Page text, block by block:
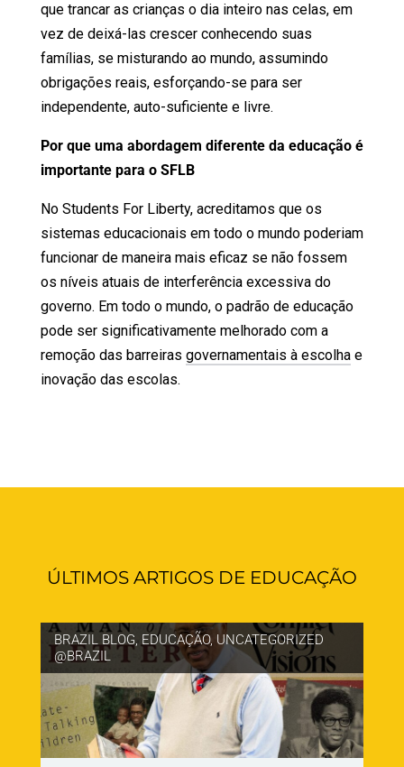
que trancar as crianças o dia inteiro nas celas, em
vez de deixá-las crescer conhecendo suas
famílias, se misturando ao mundo, assumindo
obrigações reais, esforçando-se para ser
independente, auto-suficiente e livre.
Por que uma abordagem diferente da educação é
importante para o SFLB
No Students For Liberty, acreditamos que os
sistemas educacionais em todo o mundo poderiam
funcionar de maneira mais eficaz se não fossem
os níveis atuais de interferência excessiva do
governo. Em todo o mundo, o padrão de educação
pode ser significativamente melhorado com a
remoção das barreiras governamentais à escolhae
inovação das escolas.
ÚLTIMOS ARTIGOS DE EDUCAÇÃO
BRAZIL BLOG, EDUCAÇÃO, UNCATEGORIZED
@BRAZIL